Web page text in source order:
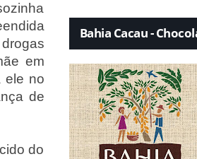
em
ele no
de
do
Bahia Cacau -